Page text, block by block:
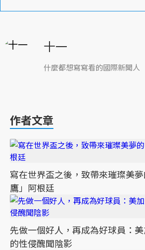
十一
什麼都想寫寫看的國際新聞人
作者文章
寫在世界盃之後，致帶來璀璨美
鷹」阿根廷
先做一個好人，再成為好球員：
的性侵醜聞陰影